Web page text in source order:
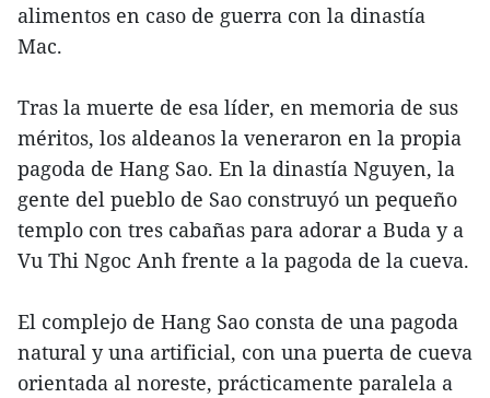
alimentos en caso de guerra con la dinastía
Mac.
Tras la muerte de esa líder, en memoria de sus
méritos, los aldeanos la veneraron en la propia
pagoda de Hang Sao. En la dinastía Nguyen, la
gente del pueblo de Sao construyó un pequeño
templo con tres cabañas para adorar a Buda y a
Vu Thi Ngoc Anh frente a la pagoda de la cueva.
El complejo de Hang Sao consta de una pagoda
natural y una artificial, con una puerta de cueva
orientada al noreste, prácticamente paralela a